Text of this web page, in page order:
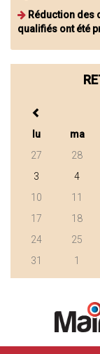
Réduction des
qualifiés ont été
lu
ma
27
28
3
4
10
11
17
18
24
25
31
1